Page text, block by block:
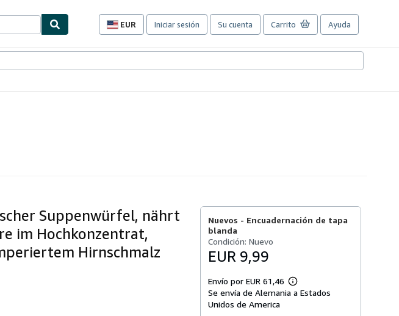
EUR
Preferencias
compra
sitio.
Iniciar sesión Su cuenta Carrito Ayuda
Suppenwürfel, nährt
im Hochkonzentrat,
Hirnschmalz
Nuevos - Encuadernación de tapa
blanda
Condición: Nuevo
EUR 9,99
Envío por EUR 61,46
Más
información
Se envía de Alemania a Estados
Unidos de America